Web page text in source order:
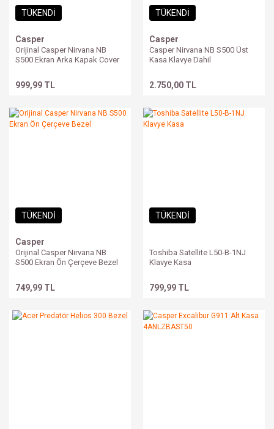
TÜKENDİ
Casper
Orijinal Casper Nirvana NB
S500 Ekran Arka Kapak Cover
999,99 TL
TÜKENDİ
Casper
Casper Nirvana NB S500 Üst
Kasa Klavye Dahil
2.750,00 TL
TÜKENDİ
Casper
Orijinal Casper Nirvana NB
S500 Ekran Ön Çerçeve Bezel
749,99 TL
TÜKENDİ
Toshiba Satellite L50-B-1NJ
Klavye Kasa
799,99 TL